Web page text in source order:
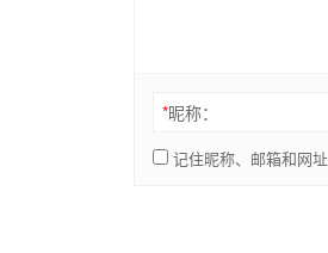
*昵称：
记住昵称、邮箱和网